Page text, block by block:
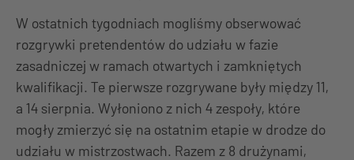
W ostatnich tygodniach mogliśmy obserwować
rozgrywki pretendentów do udziału w fazie
zasadniczej w ramach otwartych i zamkniętych
kwalifikacji. Te pierwsze rozgrywane były między 11,
a 14 sierpnia. Wyłoniono z nich 4 zespoły, które
mogły zmierzyć się na ostatnim etapie w drodze do
udziału w mistrzostwach. Razem z 8 drużynami,